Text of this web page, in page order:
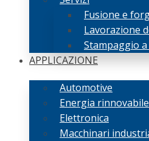
Fusione e
Lavorazione
Stampaggio
APPLICAZIONE
Automotive
Energia rinnovabile
Elettronica
Macchinari